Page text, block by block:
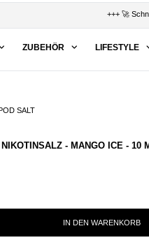
+++ 🚀 Schneller
ZUBEHÖR LIFESTYLE
SALT
- MANGO ICE - 10
IN DEN WARENKORB